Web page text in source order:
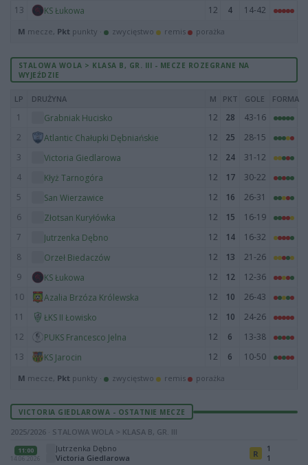
13 KS Łukowa 12 4 14-42
M mecze, Pkt punkty · zwycięstwo remis porażka
STALOWA WOLA > KLASA B, GR. III - MECZE ROZEGRANE NA
WYJEŹDZIE
LP DRUŻYNA M PKT GOLE FORMA
1 Grabniak Hucisko 12 28
43-16
2
Atlantic Chałupki Dębniańskie 12 25
28-15
3
Victoria Giedlarowa 12 24
31-12
4
Kłyż Tarnogóra 12 17
30-22
5
San Wierzawice 12 16
26-31
6
Złotsan Kuryłówka 12 15
16-19
7
Jutrzenka Dębno 12 14
16-32
8
Orzeł Biedaczów 12 13
21-26
9
KS Łukowa 12 12
12-36
10
Azalia Brzóza Królewska 12 10
26-43
11
ŁKS II Łowisko 12 10
24-26
12
PUKS Francesco Jelna 12 6
13-38
13
KS Jarocin 12 6 10-50
M mecze, Pkt punkty · zwycięstwo remis porażka
VICTORIA GIEDLAROWA - OSTATNIE MECZE
2025/2026 · STALOWA WOLA > KLASA B, GR. III
11:00
14.06.2026
Jutrzenka Dębno
Victoria Giedlarowa
R
1
1